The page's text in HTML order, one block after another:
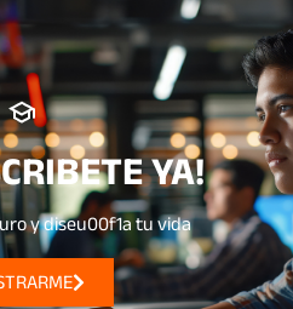
YA!
y diseu00f1a tu vida